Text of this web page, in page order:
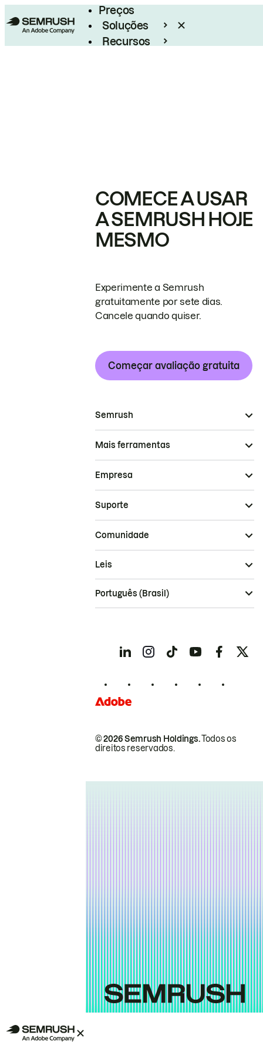
Preços
Soluções
Recursos
COMECE A USAR
A SEMRUSH HOJE
MESMO
Experimente a Semrush
gratuitamente por sete dias.
Cancele quando quiser.
Começar avaliação gratuita
Semrush
Mais ferramentas
Empresa
Suporte
Comunidade
© 2026 Semrush Holdings.Todos os
direitos reservados.
Leis
Português (Brasil)